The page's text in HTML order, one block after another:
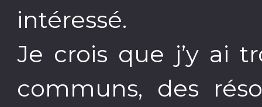
intéressé.
Je crois que j’y ai
communs, des